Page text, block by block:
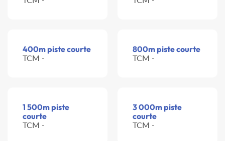
400m piste courte
TCM -
800m piste courte
TCM -
1 500m piste
courte
TCM -
3 000m piste
courte
TCM -